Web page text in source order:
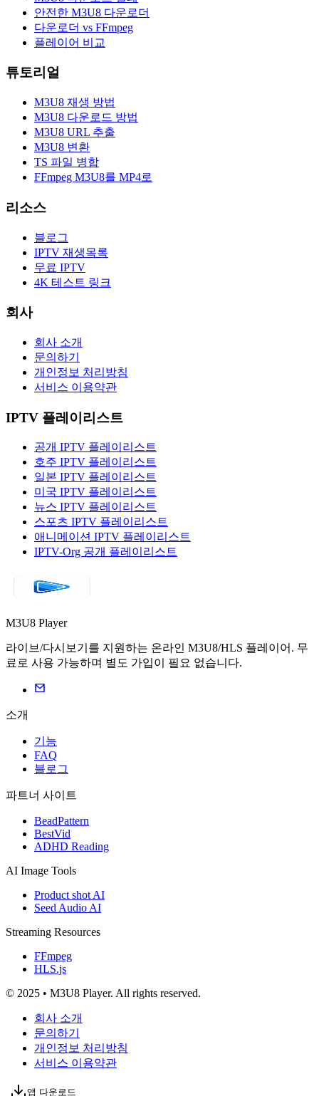
안전한 M3U8 다운로더
다운로더 vs FFmpeg
플레이어 비교
튜토리얼
M3U8 재생 방법
M3U8 다운로드 방법
M3U8 URL 추출
M3U8 변환
TS 파일 병합
FFmpeg M3U8를 MP4로
리소스
블로그
IPTV 재생목록
무료 IPTV
4K 테스트 링크
회사
회사 소개
문의하기
개인정보 처리방침
서비스 이용약관
IPTV 플레이리스트
공개 IPTV 플레이리스트
호주 IPTV 플레이리스트
일본 IPTV 플레이리스트
미국 IPTV 플레이리스트
뉴스 IPTV 플레이리스트
스포츠 IPTV 플레이리스트
애니메이션 IPTV 플레이리스트
IPTV-Org 공개 플레이리스트
M3U8 Player
라이브/다시보기를 지원하는 온라인 M3U8/HLS 플레이어. 무
료로 사용 가능하며 별도 가입이 필요 없습니다.
소개
기능
FAQ
블로그
파트너 사이트
BeadPattern
BestVid
ADHD Reading
AI Image Tools
Product shot AI
Seed Audio AI
Streaming Resources
FFmpeg
HLS.js
© 2025 • M3U8 Player. All rights reserved.
회사 소개
문의하기
개인정보 처리방침
서비스 이용약관
앱 다운로드